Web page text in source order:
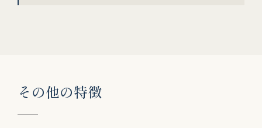
その他の特徴